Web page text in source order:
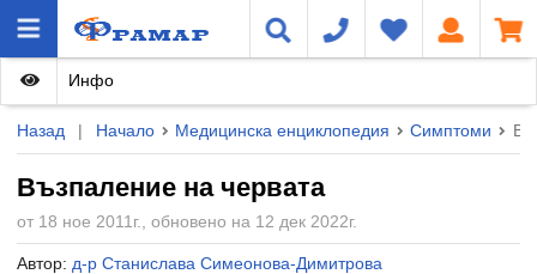
Назад | Начало Медицинска енциклопедия Симптоми
Възпаление на червата
от 18 ное 2011г., обновено на 12 дек 2022г.
Автор: д-р Станислава Симеонова-Димитрова
Инфо